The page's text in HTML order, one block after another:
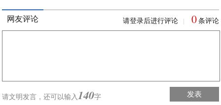
网友评论 请登录后进行评论 0 条评论
请文明发言，还可以输入 140字 发表